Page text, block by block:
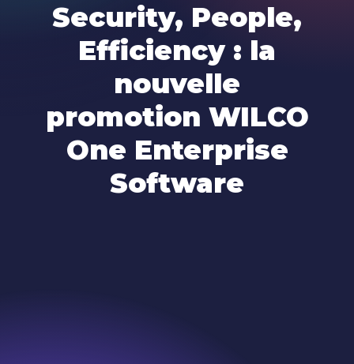
Security, People,
Efficiency : la
nouvelle
promotion WILCO
One Enterprise
Software